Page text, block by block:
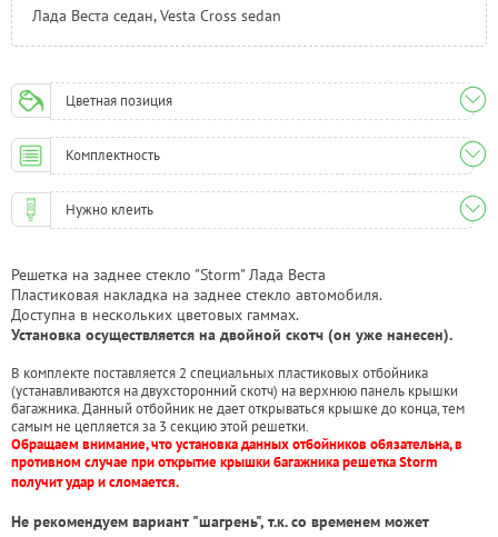
Лада Веста седан, Vesta Cross sedan
Цветная позиция
Комплектность
Нужно клеить
Решетка на заднее стекло "Storm" Лада Веста
Пластиковая накладка на заднее стекло автомобиля.
Доступна в нескольких цветовых гаммах.
Установка осуществляется на двойной скотч (он уже нанесен).
В комплекте поставляется 2 специальных пластиковых отбойника
(устанавливаются на двухсторонний скотч) на верхнюю панель крышки
багажника. Данный отбойник не дает открываться крышке до конца, тем
самым не цепляется за 3 секцию этой решетки.
Обращаем внимание, что установка данных отбойников обязательна, в
противном случае при открытие крышки багажника решетка Storm
получит удар и сломается.
Не рекомендуем вариант "шагрень", т.к. со временем может